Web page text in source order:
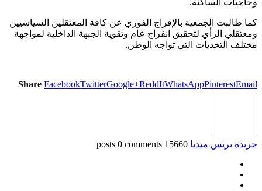
طالبت الجمعية بالإفراج الفوري عن كافة المعتقلين السياسيين
الرأي لتحقيق انفراج عام وتقوية الجبهة الداخلية لمواجهة
التحديات التي تواجه الوطن.
Share FacebookTwitterGoogle+ReddItWhatsAppPinterest
بريس ميديا 15660 posts
0 comments